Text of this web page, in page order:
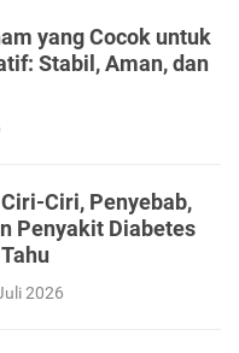
yang Cocok untuk
Stabil, Aman, dan
Ciri, Penyebab,
Penyakit Diabetes
2026